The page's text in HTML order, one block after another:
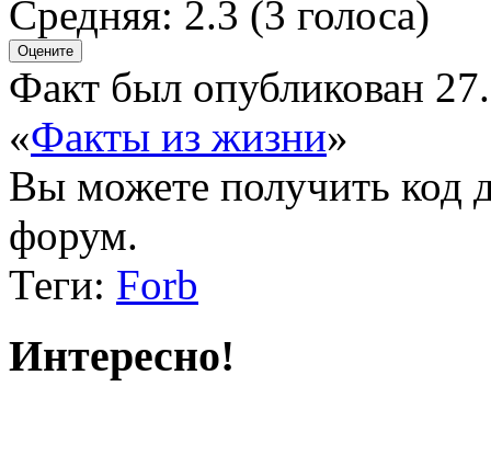
Средняя: 2.3 (3 голоса)
Факт был опубликован
«Факты из жизни»
Вы можете получить код
форум.
Теги: Forb
Интересно!